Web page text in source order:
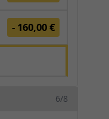
- 160,00 €
6/8